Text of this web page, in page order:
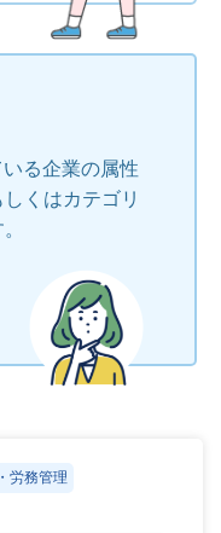
る企業の属性
くはカテゴリ
労務管理